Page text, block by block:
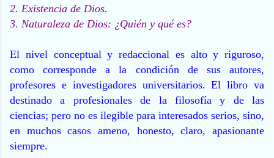
2. Existencia de Dios.
3. Naturaleza de Dios: ¿Quién y qué es?
El nivel conceptual y redaccional es alto y riguroso,
como corresponde a la condición de sus autores,
profesores e investigadores universitarios. El libro va
destinado a profesionales de la filosofía y de las
ciencias; pero no es ilegible para interesados serios, sino,
en muchos casos ameno, honesto, claro, apasionante
siempre.